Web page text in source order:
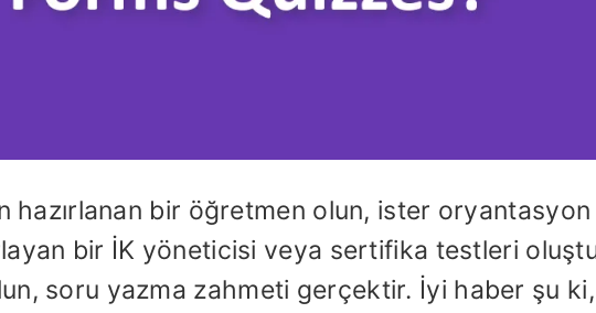
hazırlanan bir öğretmen olun, ister oryantasyon
bir İK yöneticisi veya sertifika testleri
soru yazma zahmeti gerçektir. İyi haber şu ki,